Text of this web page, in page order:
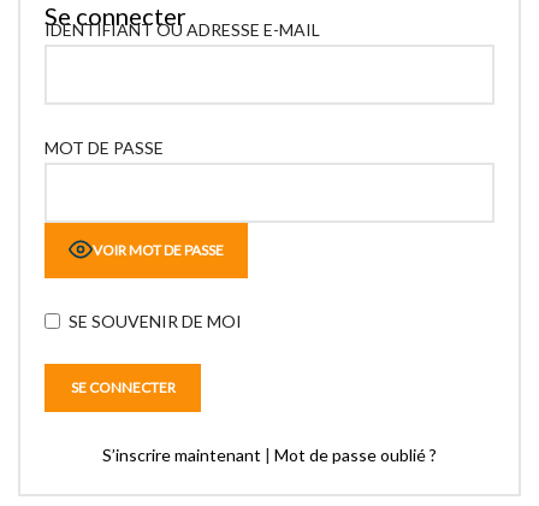
Se connecter
IDENTIFIANT OU ADRESSE E-MAIL
MOT DE PASSE
VOIR MOT DE PASSE
SE SOUVENIR DE MOI
S’inscrire maintenant | Mot de passe oublié ?